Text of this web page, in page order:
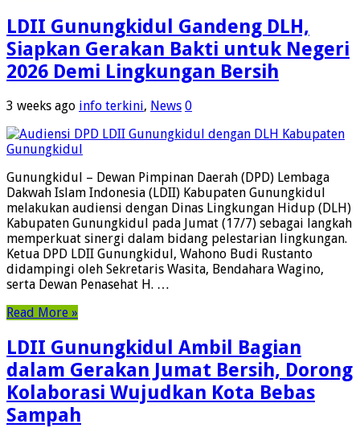
LDII Gunungkidul Gandeng DLH,
Siapkan Gerakan Bakti untuk Negeri
2026 Demi Lingkungan Bersih
3 weeks ago info terkini, News 0
Gunungkidul – Dewan Pimpinan Daerah (DPD) Lembaga
Dakwah Islam Indonesia (LDII) Kabupaten Gunungkidul
melakukan audiensi dengan Dinas Lingkungan Hidup (DLH)
Kabupaten Gunungkidul pada Jumat (17/7) sebagai langkah
memperkuat sinergi dalam bidang pelestarian lingkungan.
Ketua DPD LDII Gunungkidul, Wahono Budi Rustanto
didampingi oleh Sekretaris Wasita, Bendahara Wagino,
serta Dewan Penasehat H. …
Read More »
LDII Gunungkidul Ambil Bagian
dalam Gerakan Jumat Bersih, Dorong
Kolaborasi Wujudkan Kota Bebas
Sampah